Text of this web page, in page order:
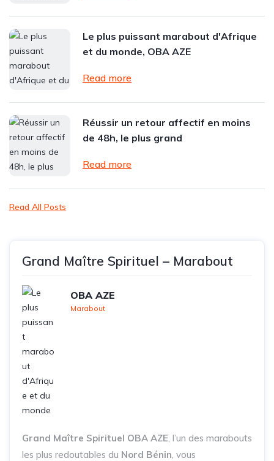
Le plus puissant marabout d'Afrique
et du monde, OBA AZE
Read more
Réussir un retour affectif en moins
de 48h, le plus grand
Read more
Read All Posts
Grand Maître Spirituel – Marabout
OBA AZE
Marabout
Grand Maître Spirituel OBA AZE, l’un des marabouts
les plus redoutables du Nord Bénin, vous